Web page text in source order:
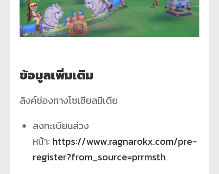
ข้อมูลเพิ่มเติม
ลิงค์ช่องทางโซเชียลมีเดีย
ลงทะเบียนล่วง
หน้า: https://www.ragnarokx.com/pre-
register?from_source=prrmsth